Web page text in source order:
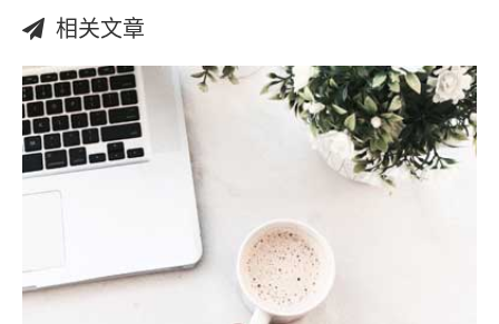
相关文章